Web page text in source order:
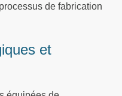
de fabrication
et